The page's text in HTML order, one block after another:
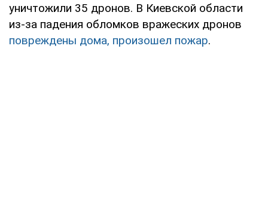
уничтожили 35 дронов. В Киевской области
из-за падения обломков вражеских дронов
повреждены дома, произошел пожар.